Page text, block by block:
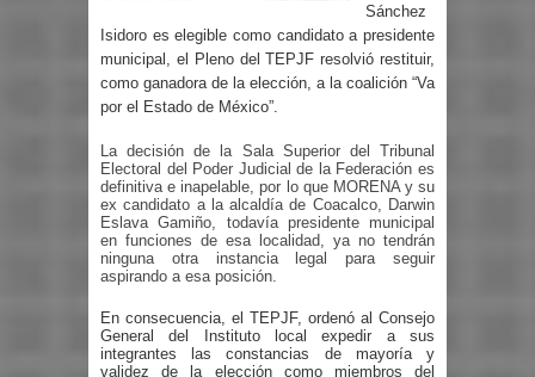
Sánchez
Isidoro es elegible como candidato a presidente
municipal, el Pleno del TEPJF resolvió restituir,
como ganadora de la elección, a la coalición “Va
por el Estado de México”.
La decisión de la Sala Superior del Tribunal
Electoral del Poder Judicial de la Federación es
definitiva e inapelable, por lo que MORENA y su
ex candidato a la alcaldía de Coacalco, Darwin
Eslava Gamiño, todavía presidente municipal
en funciones de esa localidad, ya no tendrán
ninguna otra instancia legal para seguir
aspirando a esa posición.
En consecuencia, el TEPJF, ordenó al Consejo
General del Instituto local expedir a sus
integrantes las constancias de mayoría y
validez de la elección como miembros del